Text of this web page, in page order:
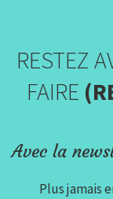
RESTEZ
FAIRE
Avec la
Plus jamais